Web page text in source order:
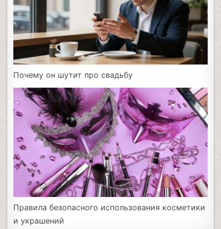
Почему он шутит про свадьбу
Правила безопасного использования косметики
и украшений